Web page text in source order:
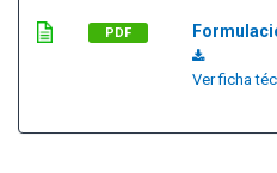
PDF
Ver ficha